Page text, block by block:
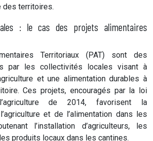
des territoires.
: le cas des projets alimentaires
Territoriaux (PAT) sont des
par les collectivités locales visant à
et une alimentation durables à
Ces projets, encouragés par la loi
de 2014, favorisent la
et de l’alimentation dans les
l’installation d’agriculteurs, les
produits locaux dans les cantines.